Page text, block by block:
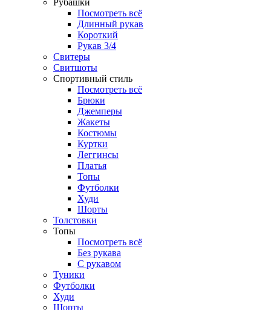
Посмотреть всё
Длинный рукав
Короткий
Рукав 3/4
Свитеры
Свитшоты
Спортивный стиль
Посмотреть всё
Брюки
Джемперы
Жакеты
Костюмы
Куртки
Леггинсы
Платья
Топы
Футболки
Худи
Шорты
Толстовки
Топы
Посмотреть всё
Без рукава
С рукавом
Туники
Футболки
Худи
Шорты